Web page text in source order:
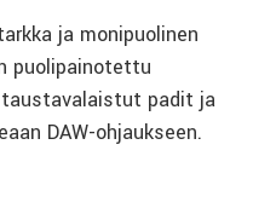
ja monipuolinen
puolipainotettu
padit ja
DAW-ohjaukseen.